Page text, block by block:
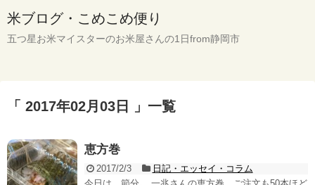
米ブログ・こめこめ便り
五つ星お米マイスターのお米屋さんの1日from静岡市
「 2017年02月03日 」一覧
恵方巻
2017/2/3
日記・エッセイ・コラム